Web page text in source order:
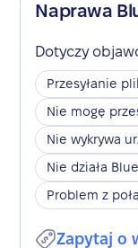
Naprawa
Dotyczy
Przesyłanie
Nie mogę
Nie wykrywa
Nie działa
Problem z
Zapytaj o